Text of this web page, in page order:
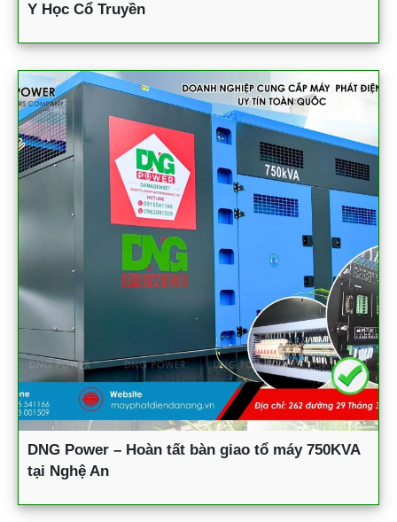
Y Học Cổ Truyền
DNG Power – Hoàn tất bàn giao tổ máy 750KVA
tại Nghệ An